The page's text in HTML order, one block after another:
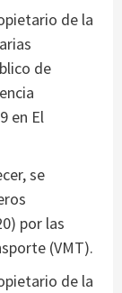
de la
de
en El
se
por las
(VMT).
de la